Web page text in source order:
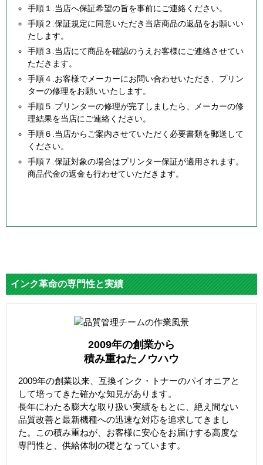
手順１.当店へ保証希望の旨を事前にご連絡ください。
手順２.保証規定に同意いただき当店商品の返品をお願いい
たします。
手順３.当店にて商品を確認のうえお客様にご連絡させてい
ただきます。
手順４.お客様でメーカーにお問い合わせいただき、プリン
ターの修理をお願いいたします。
手順５.プリンターの修理が完了しましたら、メーカーの修
理結果を当店にご連絡ください。
手順６.当店からご案内させていただく必要書類を郵送して
ください。
手順７.保証対象の場合はプリンター保証が適用されます。
商品代金の返金も行わせていただきます。
インク革命の専門性と実績
2009年の創業から
積み重ねたノウハウ
2009年の創業以来、互換インク・トナーのパイオニアと
して培ってきた確かな知見があります。
長年にわたる膨大な取り扱い実績をもとに、絶え間ない
品質改善と最新機種への迅速な対応を追求してきまし
た。この積み重ねが、お客様に安心をお届けする高度な
専門性と、供給体制の礎となっています。